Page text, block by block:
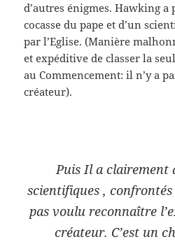
d’autres énigmes. Hawking a
cocasse du pape et d’un
par l’Eglise. (Manière
et expéditive de classer la
au Commencement: il n’y a
créateur).
Puis Il a clairement
scientifiques , confrontés
pas voulu reconnaître
créateur. C’est un